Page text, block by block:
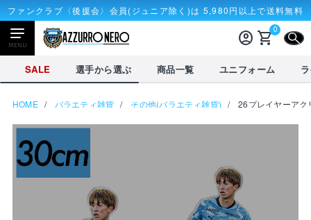
ファンクラブ〈後援会〉会員(ジュニア除く)は 5,980円以上で送料無料
MENU account_circle shopping_cart0
SALE 選手から選ぶ 商品一覧 ユニフォーム
CLOSE
NEWアイテム タオル・マフラー 応戦雑貨
購入履歴 ログイン
CLOSE
HOME バラエティ雑貨 その他(バラエティ雑貨) 26プレイヤーア